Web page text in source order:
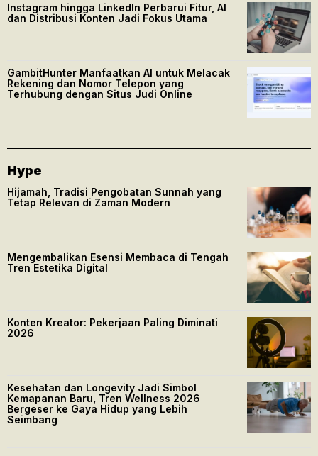
Instagram hingga LinkedIn Perbarui Fitur, AI
dan Distribusi Konten Jadi Fokus Utama
GambitHunter Manfaatkan AI untuk Melacak
Rekening dan Nomor Telepon yang
Terhubung dengan Situs Judi Online
Hype
Hijamah, Tradisi Pengobatan Sunnah yang
Tetap Relevan di Zaman Modern
Mengembalikan Esensi Membaca di Tengah
Tren Estetika Digital
Konten Kreator: Pekerjaan Paling Diminati
2026
Kesehatan dan Longevity Jadi Simbol
Kemapanan Baru, Tren Wellness 2026
Bergeser ke Gaya Hidup yang Lebih
Seimbang